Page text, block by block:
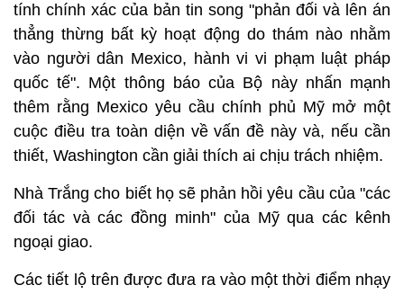
tính chính xác của bản tin song "phản đối và lên án
thẳng thừng bất kỳ hoạt động do thám nào nhằm
vào người dân Mexico, hành vi vi phạm luật pháp
quốc tế". Một thông báo của Bộ này nhấn mạnh
thêm rằng Mexico yêu cầu chính phủ Mỹ mở một
cuộc điều tra toàn diện về vấn đề này và, nếu cần
thiết, Washington cần giải thích ai chịu trách nhiệm.
Nhà Trắng cho biết họ sẽ phản hồi yêu cầu của "các
đối tác và các đồng minh" của Mỹ qua các kênh
ngoại giao.
Các tiết lộ trên được đưa ra vào một thời điểm nhạy